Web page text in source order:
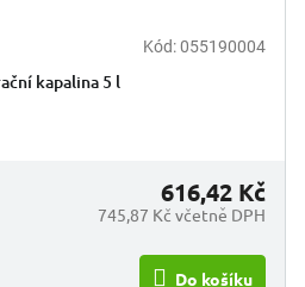
Kód:055190004
kapalina 5 l
745,87 Kč včetně DPH
616,42 Kč
Do košíku